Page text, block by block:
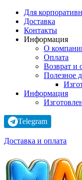
Для
Доставка
Контакты
Информация
О
Оплата
Возврат и
Полезное
Информация
Telegram
Доставка и оплата